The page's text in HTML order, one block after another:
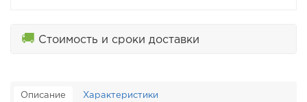
🚚 Стоимость и сроки доставки
Описание Характеристики